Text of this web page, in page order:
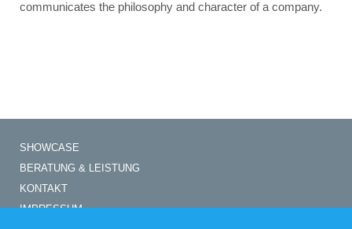
communicates the philosophy and character of a company.
SHOWCASE
BERATUNG & LEISTUNG
KONTAKT
IMPRESSUM